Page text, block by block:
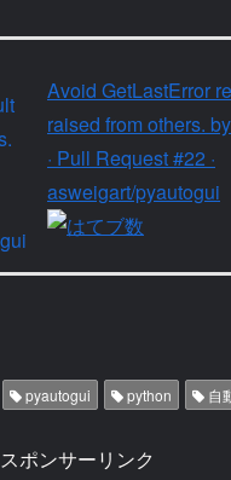
Avoid GetLastError
raised from others.
· Pull Request #22 ·
asweigart/pyautogui
pyautogui python 自
スポンサーリンク